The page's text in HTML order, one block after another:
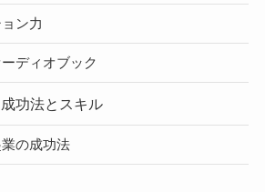
ン力
ディオブック
功法とスキル
の成功法